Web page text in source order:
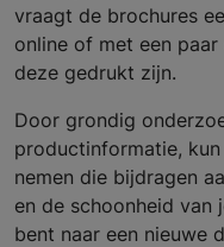
vraagt de brochures
online of met een
deze gedrukt zijn.
Door grondig
productinformatie,
nemen die bijdragen
en de schoonheid van
bent naar een nieuwe